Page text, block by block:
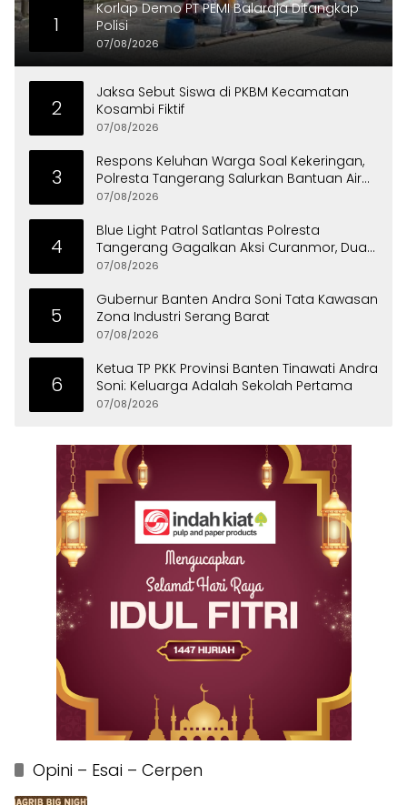
1
Korlap Demo PT PEMI Balaraja Ditangkap
Polisi
07/08/2026
2
Jaksa Sebut Siswa di PKBM Kecamatan
Kosambi Fiktif
07/08/2026
3
Respons Keluhan Warga Soal Kekeringan,
Polresta Tangerang Salurkan Bantuan Air
Bersih ke Panongan
07/08/2026
4
Blue Light Patrol Satlantas Polresta
Tangerang Gagalkan Aksi Curanmor, Dua
Pria Diamankan
07/08/2026
5
Gubernur Banten Andra Soni Tata Kawasan
Zona Industri Serang Barat
07/08/2026
6
Ketua TP PKK Provinsi Banten Tinawati Andra
Soni: Keluarga Adalah Sekolah Pertama
07/08/2026
Opini – Esai – Cerpen